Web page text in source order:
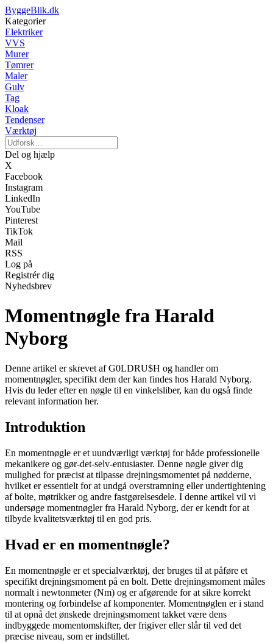
ByggeBlik.dk
Kategorier
Elektriker
VVS
Murer
Tømrer
Maler
Gulv
Tag
Kloak
Tendenser
Værktøj
Del og hjælp
X
Facebook
Instagram
LinkedIn
YouTube
Pinterest
TikTok
Mail
RSS
Log på
Registrér dig
Nyhedsbrev
Momentnøgle fra Harald
Nyborg
Denne artikel er skrevet af G0LDRU$H og handler om
momentnøgler, specifikt dem der kan findes hos Harald Nyborg.
Hvis du leder efter en nøgle til en vinkelsliber, kan du også finde
relevant information her.
Introduktion
En momentnøgle er et uundværligt værktøj for både professionelle
mekanikere og gør-det-selv-entusiaster. Denne nøgle giver dig
mulighed for præcist at tilpasse drejningsmomentet på nødderne,
hvilket er essentielt for at undgå overstramning eller undertightening
af bolte, møtrikker og andre fastgørelsesdele. I denne artikel vil vi
undersøge momentnøgler fra Harald Nyborg, der er kendt for at
tilbyde kvalitetsværktøj til en god pris.
Hvad er en momentnøgle?
En momentnøgle er et specialværktøj, der bruges til at påføre et
specifikt drejningsmoment på en bolt. Dette drejningsmoment måles
normalt i newtonmeter (Nm) og er afgørende for at sikre korrekt
montering og forbindelse af komponenter. Momentnøglen er i stand
til at opnå det ønskede drejningsmoment takket være dens
indbyggede momentomskifter, der frigiver eller slår til ved det
præcise niveau, som er indstillet.